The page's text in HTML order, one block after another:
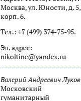
Москва, ул. Юности, д. 5,
корп. 6.
Тел.: +7 (499) 374-75-95.
Эл. адрес:
nikoltine@yandex.ru
Валерий Андреевич Луков
Московский
гуманитарный